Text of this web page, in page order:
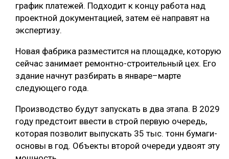
график платежей. Подходит к концу работа над
проектной документацией, затем её направят на
экспертизу.
Новая фабрика разместится на площадке, которую
сейчас занимает ремонтно-строительный цех. Его
здание начнут разбирать в январе–марте
следующего года.
Производство будут запускать в два этапа. В 2029
году предстоит ввести в строй первую очередь,
которая позволит выпускать 35 тыс. тонн бумаги-
основы в год. Объекты второй очереди удвоят эту